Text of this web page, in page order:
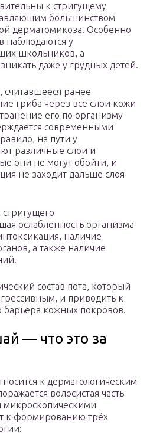
к стригущему
большинством
дерматомикоза. Особенно
наблюдаются у
школьников, а
даже у грудных детей.
ранее
гриба через все слои кожи
его по организму
современными
на пути у
различные слои и
они не могут обойти, и
не заходит дальше слоя
ослабленность организма
наличие
а также наличие
состав пота, который
и приводить к
кожных покровов.
— что это за
к дерматологическим
волосистая часть
к формированию трёх